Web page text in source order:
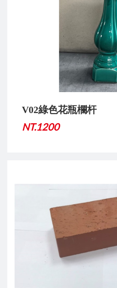
V02綠色花瓶欄杆
NT.1200